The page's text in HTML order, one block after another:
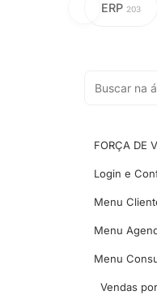
ERP 203
FORÇA DE
Login e
Menu
Menu
Menu
Vendas